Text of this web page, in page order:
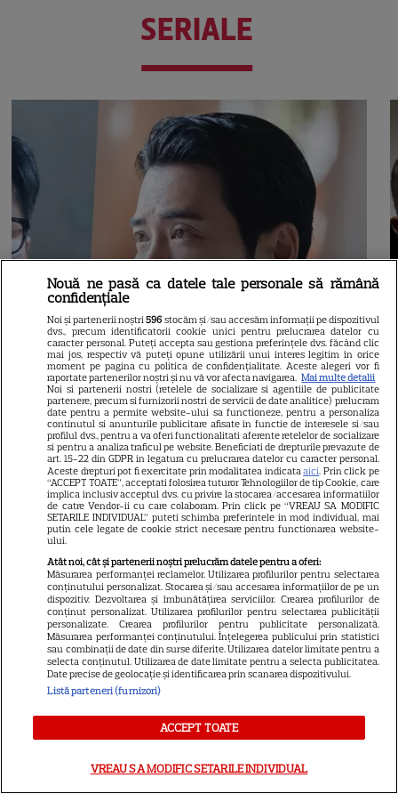
SERIALE
NETFLIX
Agentul Kim reactivat pe
Netflix: Serialul-fenomen care
a rupt topurile de audiență. Ce
șanse sunt pentru Sezonul 2
ARTICOLE PARTENERI
Nouă ne pasă ca datele tale personale să rămână
confidențiale
Noi și partenerii noștri596 stocăm și/sau accesăm informații pe dispozitivul
dvs., precum identificatorii cookie unici pentru prelucrarea datelor cu
caracter personal. Puteți accepta sau gestiona preferințele dvs. făcând clic
mai jos, respectiv vă puteți opune utilizării unui interes legitim în orice
moment pe pagina cu politica de confidențialitate. Aceste alegeri vor fi
raportate partenerilor noștri și nu vă vor afecta navigarea. Mai multe detalii
Noi si partenerii nostri (retelele de socializare si agentiile de publicitate
partenere, precum si furnizorii nostri de servicii de date analitice) prelucram
date pentru a permite website-ului sa functioneze, pentru a personaliza
continutul si anunturile publicitare afisate in functie de interesele si/sau
profilul dvs., pentru a va oferi functionalitati aferente retelelor de socializare
si pentru a analiza traficul pe website. Beneficiati de drepturile prevazute de
art. 15-22 din GDPR in legatura cu prelucrarea datelor cu caracter personal.
Aceste drepturi pot fi exercitate prin modalitatea indicataaici. Prin click pe
“ACCEPT TOATE”, acceptati folosirea tuturor Tehnologiilor de tip Cookie, care
implica inclusiv acceptul dvs. cu privire la stocarea/accesarea informatiilor
de catre Vendor-ii cu care colaboram. Prin click pe “VREAU SA MODIFIC
SETARILE INDIVIDUAL” puteti schimba preferintele in mod individual, mai
putin cele legate de cookie strict necesare pentru functionarea website-
ului.
Atât noi, cât și partenerii noștri prelucrăm datele pentru a oferi:
Măsurarea performanței reclamelor. Utilizarea profilurilor pentru selectarea
conținutului personalizat. Stocarea și/sau accesarea informațiilor de pe un
dispozitiv. Dezvoltarea și îmbunătățirea serviciilor. Crearea profilurilor de
conținut personalizat. Utilizarea profilurilor pentru selectarea publicității
personalizate. Crearea profilurilor pentru publicitate personalizată.
Măsurarea performanței conținutului. Înțelegerea publicului prin statistici
sau combinații de date din surse diferite. Utilizarea datelor limitate pentru a
selecta conținutul. Utilizarea de date limitate pentru a selecta publicitatea.
Date precise de geolocație și identificarea prin scanarea dispozitivului.
Listă parteneri (furnizori)
ACCEPT TOATE
VREAU SA MODIFIC SETARILE INDIVIDUAL